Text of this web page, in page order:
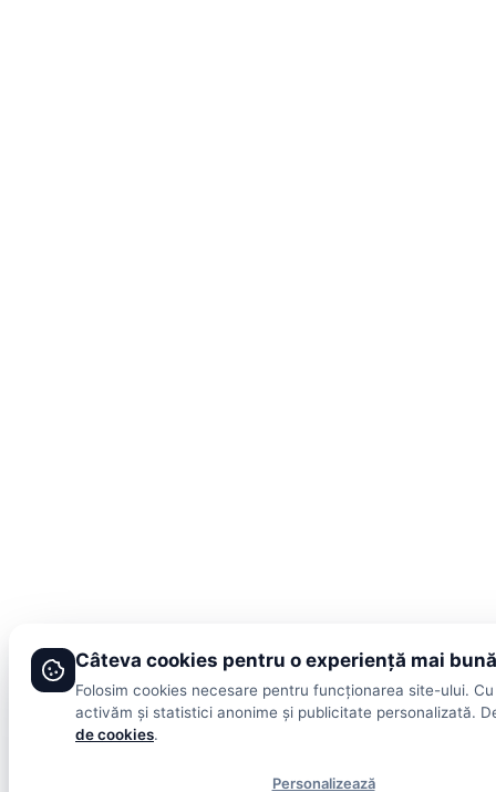
Câteva cookies pentru o experiență mai bună
Folosim cookies necesare pentru funcționarea site-ului.
activăm și statistici anonime și publicitate personalizată.
de cookies.
Personalizează